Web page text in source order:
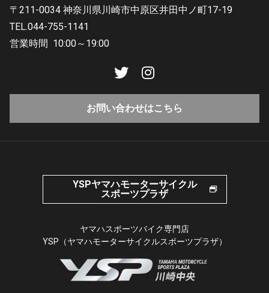
〒211-0034 神奈川県川崎市中原区井田中ノ町17-19
TEL.044-755-1141
営業時間 10:00～19:00
お問い合わせはこちら
YSPヤマハモーターサイクル
スポーツプラザ
ヤマハスポーツバイク専門店
YSP（ヤマハモーターサイクルスポーツプラザ）